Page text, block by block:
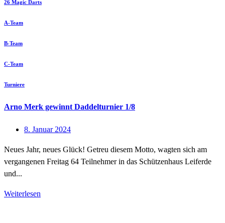
26 Magic Darts
A-Team
B-Team
C-Team
Turniere
Arno Merk gewinnt Daddelturnier 1/8
8. Januar 2024
Neues Jahr, neues Glück! Getreu diesem Motto, wagten sich am
vergangenen Freitag 64 Teilnehmer in das Schützenhaus Leiferde
und...
Weiterlesen